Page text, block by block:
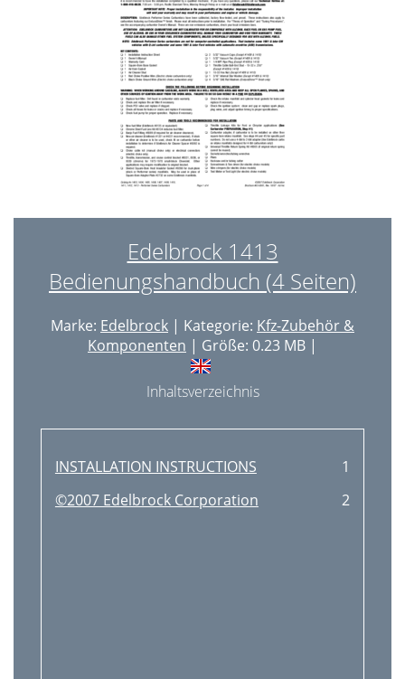
Edelbrock 1413
Bedienungshandbuch (4 Seiten)
Marke: Edelbrock | Kategorie: Kfz-Zubehör &
Komponenten | Größe: 0.23 MB |
Inhaltsverzeichnis
INSTALLATION INSTRUCTIONS
1
©2007 Edelbrock Corporation
2